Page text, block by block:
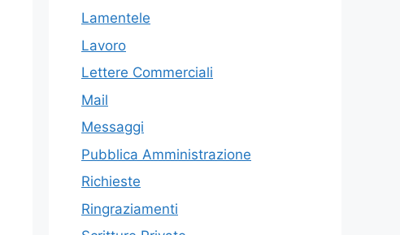
Lamentele
Lavoro
Lettere Commerciali
Mail
Messaggi
Pubblica Amministrazione
Richieste
Ringraziamenti